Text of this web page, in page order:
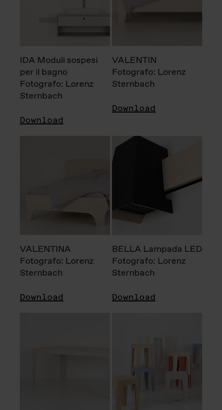
IDA Moduli sospesi
per il bagno
Fotografo: Lorenz
Sternbach
Download
VALENTIN
Fotografo: Lorenz
Sternbach
Download
VALENTINA
Fotografo: Lorenz
Sternbach
Download
BELLA Lampada LED
Fotografo: Lorenz
Sternbach
Download